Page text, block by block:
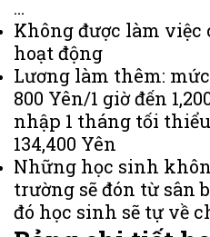
…
Không được làm
hoạt động
Lương làm thêm:
800 Yên/1 giờ đến
nhập 1 tháng tối
134,400 Yên
Những học sinh
trường sẽ đón từ sân
đó học sinh sẽ tự về